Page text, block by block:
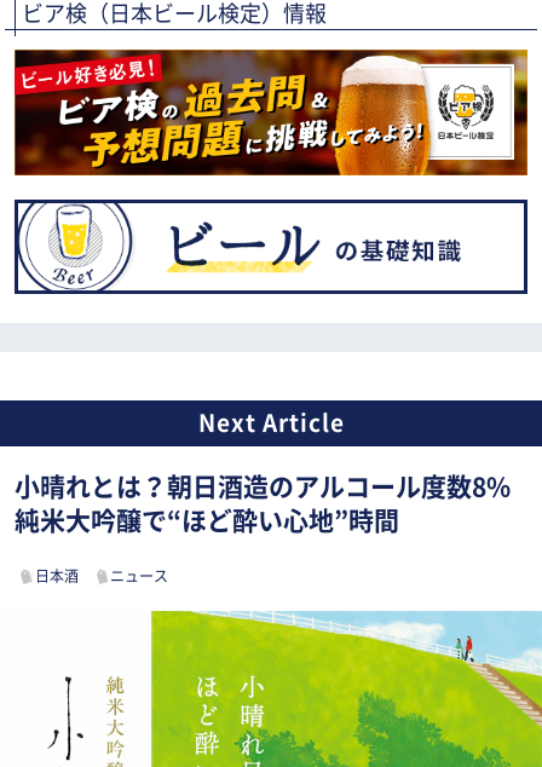
ビア検（日本ビール検定）情報
小晴れとは？朝日酒造のアルコール度数8%
純米大吟醸で“ほど酔い心地”時間
日本酒 ニュース